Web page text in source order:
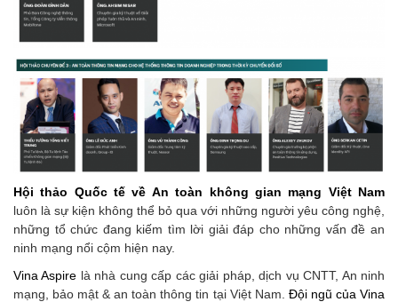
Hội thảo Quốc tế về An toàn không gian mạng Việt Nam
luôn là sự kiện không thể bỏ qua với những người yêu công nghệ,
những tổ chức đang kiếm tìm lời giải đáp cho những vấn đề an
ninh mạng nổi cộm hiện nay.
Vina Aspire là nhà cung cấp các giải pháp, dịch vụ CNTT, An ninh
mạng, bảo mật & an toàn thông tin tại Việt Nam. Đội ngũ của Vina